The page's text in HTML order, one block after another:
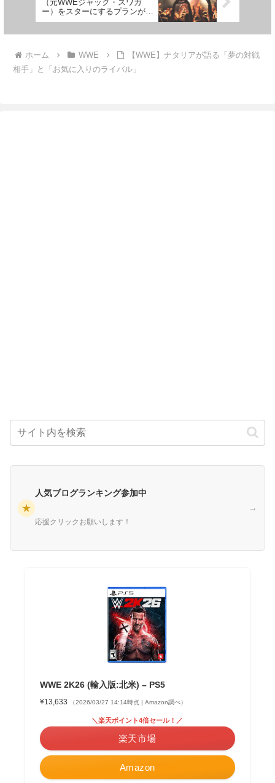
（元WWEジャック・スワガ
ー）をスターにするプランがあ
る？
ホーム WWE
【WWE】ナタリアが語る「夢の対戦
相手」と「お気に入りのライバル」
★
人気ブログランキング参加中
応援クリックお願いします！
→
WWE 2K26 (輸入版:北米) – PS5
¥13,633 （2026/03/27 14:14時点 | Amazon調べ）
Amazon
＼楽天ポイント4倍セール！／
楽天市場